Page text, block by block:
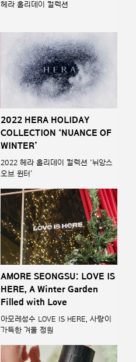
헤라 홀리데이 컬렉션
2022 HERA HOLIDAY
COLLECTION ‘NUANCE OF
WINTER’
2022 헤라 홀리데이 컬렉션 ‘뉘앙스
오브 윈터’
AMORE SEONGSU: LOVE IS
HERE, A Winter Garden
Filled with Love
아모레성수 LOVE IS HERE, 사랑이
가득한 겨울 정원